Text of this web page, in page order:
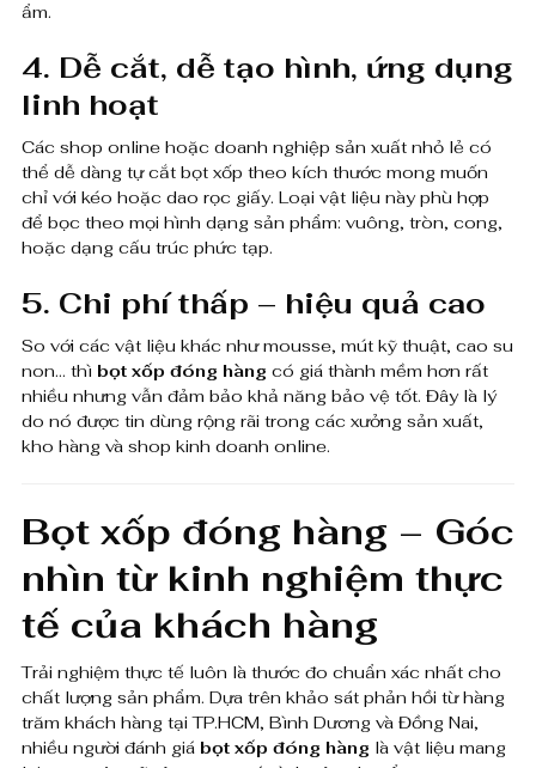
ẩm.
4. Dễ cắt, dễ tạo hình, ứng dụng
linh hoạt
Các shop online hoặc doanh nghiệp sản xuất nhỏ lẻ có
thể dễ dàng tự cắt bọt xốp theo kích thước mong muốn
chỉ với kéo hoặc dao rọc giấy. Loại vật liệu này phù hợp
để bọc theo mọi hình dạng sản phẩm: vuông, tròn, cong,
hoặc dạng cấu trúc phức tạp.
5. Chi phí thấp – hiệu quả cao
So với các vật liệu khác như mousse, mút kỹ thuật, cao su
non… thì bọt xốp đóng hàng có giá thành mềm hơn rất
nhiều nhưng vẫn đảm bảo khả năng bảo vệ tốt. Đây là lý
do nó được tin dùng rộng rãi trong các xưởng sản xuất,
kho hàng và shop kinh doanh online.
Bọt xốp đóng hàng – Góc
nhìn từ kinh nghiệm thực
tế của khách hàng
Trải nghiệm thực tế luôn là thước đo chuẩn xác nhất cho
chất lượng sản phẩm. Dựa trên khảo sát phản hồi từ hàng
trăm khách hàng tại TP.HCM, Bình Dương và Đồng Nai,
nhiều người đánh giá bọt xốp đóng hàng là vật liệu mang